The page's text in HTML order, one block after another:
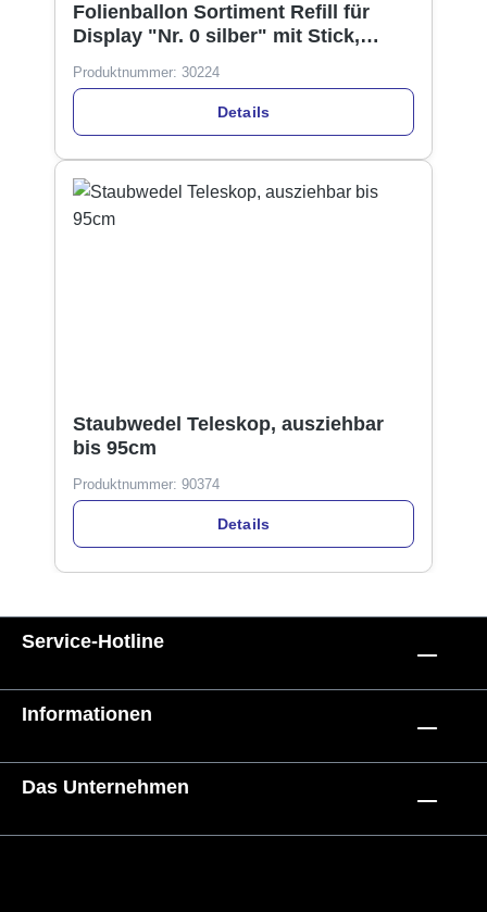
Folienballon Sortiment Refill für
Display "Nr. 0 silber" mit Stick,
Produktnummer: 30224
Details
Staubwedel Teleskop, ausziehbar
bis 95cm
Produktnummer: 90374
Details
Service-Hotline
Informationen
Das Unternehmen